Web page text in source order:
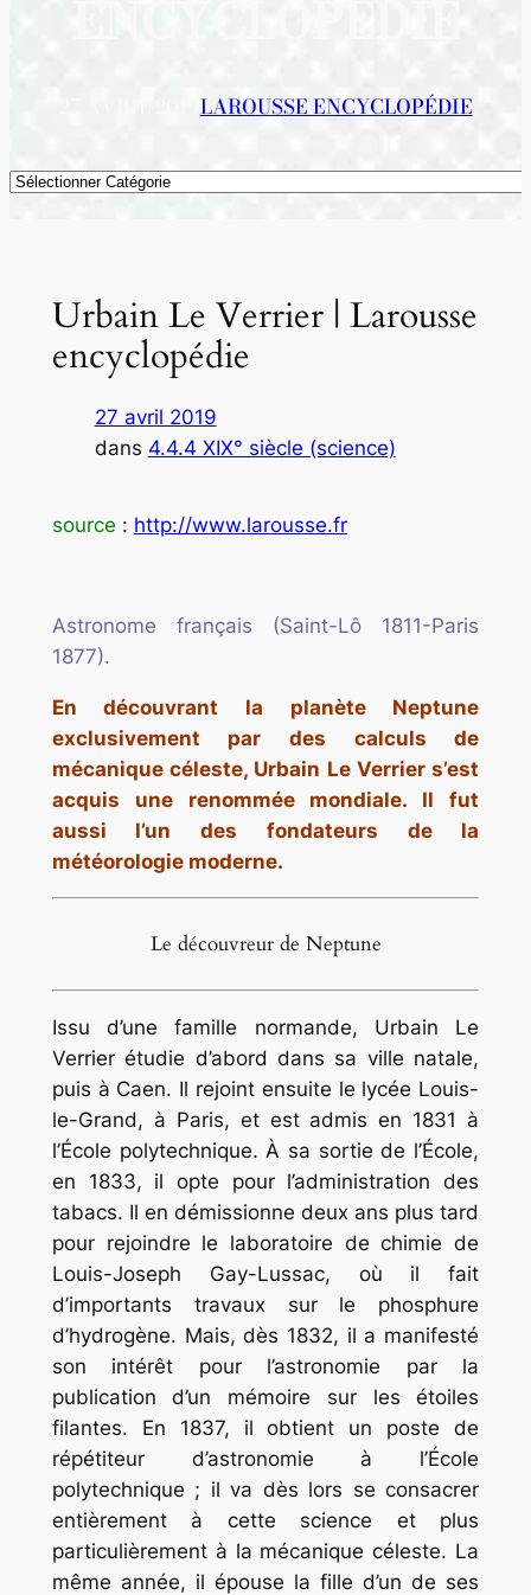
LAROUSSE ENCYCLOPÉDIE
Catégories
Urbain Le Verrier | Larousse
encyclopédie
27 avril 2019
dans 4.4.4 XIX° siècle (science)
source : http://www.larousse.fr
Astronome français (Saint-Lô 1811-Paris
1877).
En découvrant la planète Neptune
exclusivement par des calculs de
mécanique céleste, Urbain Le Verrier s’est
acquis une renommée mondiale. Il fut
aussi l’un des fondateurs de la
météorologie moderne.
Le découvreur de Neptune
Issu d’une famille normande, Urbain Le
Verrier étudie d’abord dans sa ville natale,
puis à Caen. Il rejoint ensuite le lycée Louis-
le-Grand, à Paris, et est admis en 1831 à
l’École polytechnique. À sa sortie de l’École,
en 1833, il opte pour l’administration des
tabacs. Il en démissionne deux ans plus tard
pour rejoindre le laboratoire de chimie de
Louis-Joseph Gay-Lussac, où il fait
d’importants travaux sur le phosphure
d’hydrogène. Mais, dès 1832, il a manifesté
son intérêt pour l’astronomie par la
publication d’un mémoire sur les étoiles
filantes. En 1837, il obtient un poste de
répétiteur d’astronomie à l’École
polytechnique ; il va dès lors se consacrer
entièrement à cette science et plus
particulièrement à la mécanique céleste. La
même année, il épouse la fille d’un de ses